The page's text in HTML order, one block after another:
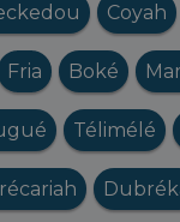
Coyah
Fria Boké
Télimélé